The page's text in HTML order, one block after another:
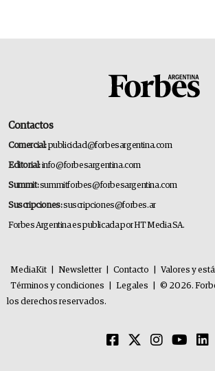
Contactos
Comercial:publicidad@forbesargentina.com
Editorial:info@forbesargentina.com
Summit:summitforbes@forbesargentina.com
Suscripciones:suscripciones@forbes.ar
Forbes Argentina es publicada por HT Media SA.
MediaKit Newsletter Contacto Valores y
Términos y condiciones
Legales
© 2026.
los derechos reservados.